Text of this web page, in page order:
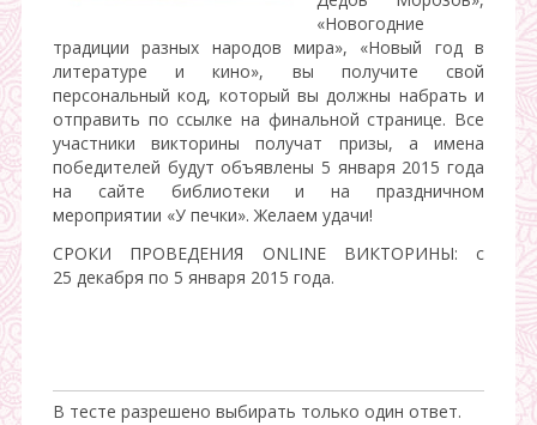
«Новогодние
традиции разных народов мира», «Новый год в
литературе и кино», вы получите свой
персональный код, который вы должны набрать и
отправить по ссылке на финальной странице. Все
участники викторины получат призы, а имена
победителей будут объявлены 5 января 2015 года
на сайте библиотеки и на праздничном
мероприятии «У печки». Желаем удачи!
СРОКИ ПРОВЕДЕНИЯ ONLINE ВИКТОРИНЫ: с
25 декабря по 5 января 2015 года.
В тесте разрешено выбирать только один ответ.